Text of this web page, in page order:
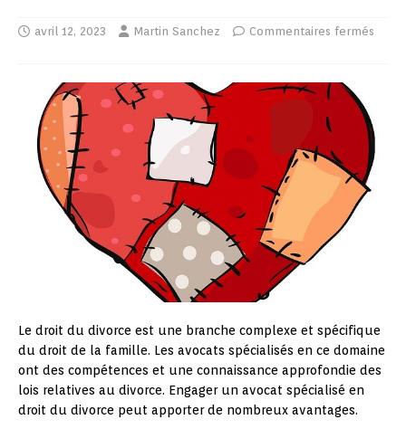
avril 12, 2023 Martin Sanchez Commentaires fermés
Le droit du divorce est une branche complexe et spécifique
du droit de la famille. Les avocats spécialisés en ce domaine
ont des compétences et une connaissance approfondie des
lois relatives au divorce. Engager un avocat spécialisé en
droit du divorce peut apporter de nombreux avantages.